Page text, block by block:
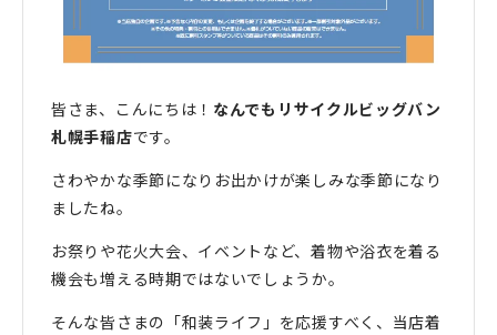
皆さま、こんにちは！ なんでもリサイクルビッグバン
札幌手稲店です。
さわやかな季節になりお出かけが楽しみな季節になり
ましたね。
お祭りや花火大会、イベントなど、着物や浴衣を着る
機会も増える時期ではないでしょうか。
そんな皆さまの「和装ライフ」を応援すべく、当店着